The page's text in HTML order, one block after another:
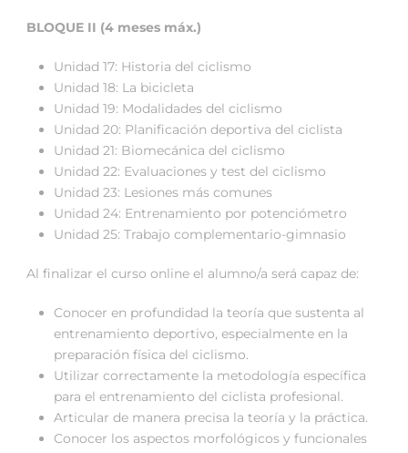
BLOQUE II (4 meses máx.)
Unidad 17: Historia del ciclismo
Unidad 18: La bicicleta
Unidad 19: Modalidades del ciclismo
Unidad 20: Planificación deportiva del ciclista
Unidad 21: Biomecánica del ciclismo
Unidad 22: Evaluaciones y test del ciclismo
Unidad 23: Lesiones más comunes
Unidad 24: Entrenamiento por potenciómetro
Unidad 25: Trabajo complementario-gimnasio
Al finalizar el curso online el alumno/a será capaz de:
Conocer en profundidad la teoría que sustenta al
entrenamiento deportivo, especialmente en la
preparación física del ciclismo.
Utilizar correctamente la metodología específica
para el entrenamiento del ciclista profesional.
Articular de manera precisa la teoría y la práctica.
Conocer los aspectos morfológicos y funcionales